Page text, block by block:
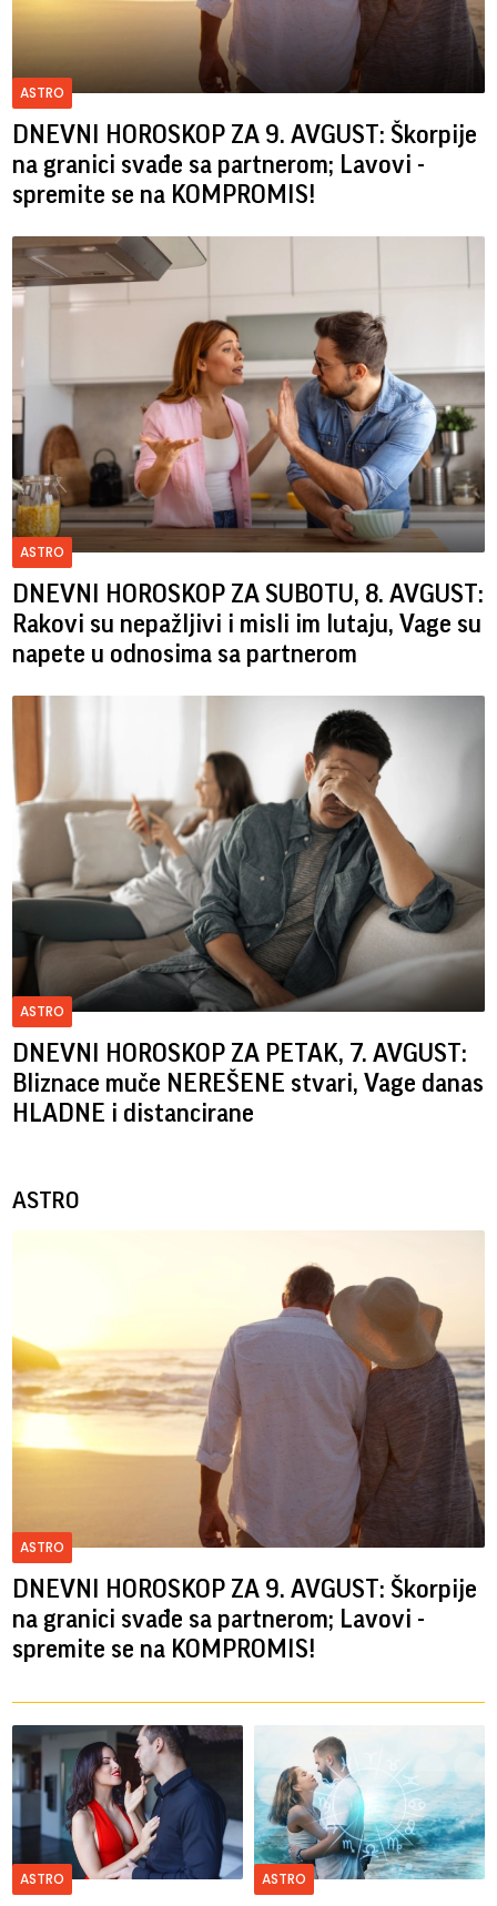
ASTRO
DNEVNI HOROSKOP ZA 9. AVGUST: Škorpije
na granici svađe sa partnerom; Lavovi -
spremite se na KOMPROMIS!
ASTRO
DNEVNI HOROSKOP ZA SUBOTU, 8. AVGUST:
Rakovi su nepažljivi i misli im lutaju, Vage su
napete u odnosima sa partnerom
ASTRO
DNEVNI HOROSKOP ZA PETAK, 7. AVGUST:
Bliznace muče NEREŠENE stvari, Vage danas
HLADNE i distancirane
ASTRO
ASTRO
DNEVNI HOROSKOP ZA 9. AVGUST: Škorpije
na granici svađe sa partnerom; Lavovi -
spremite se na KOMPROMIS!
ASTRO ASTRO